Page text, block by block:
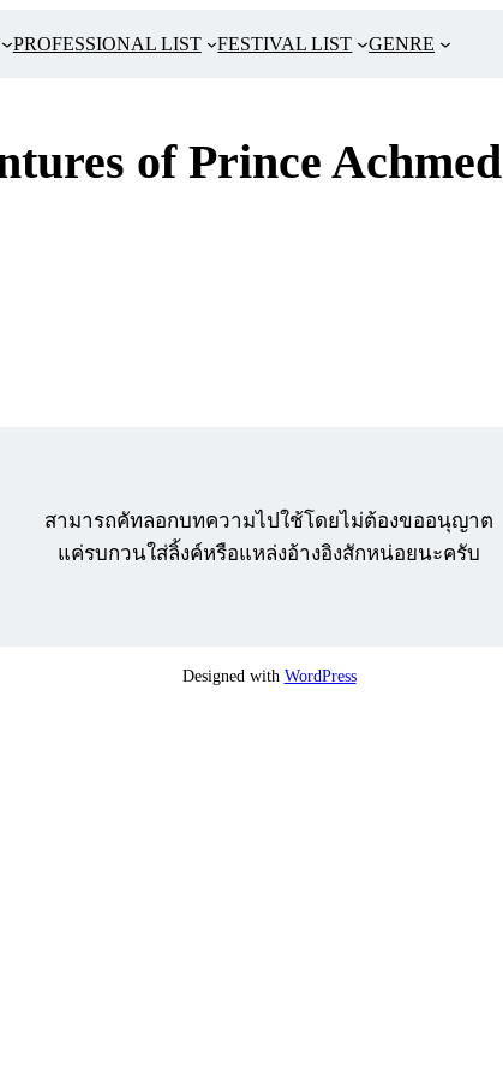
PROFESSIONAL LIST FESTIVAL LIST GENRE
of Prince Achmed
สามารถคัทลอกบทความไปใช้โดยไม่ต้องขออนุญาต
แค่รบกวนใส่ลิ้งค์หรือแหล่งอ้างอิงสักหน่อยนะครับ
Designed with WordPress